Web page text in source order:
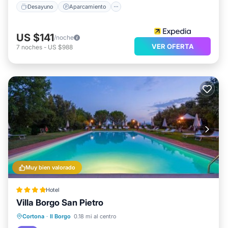
Desayuno Aparcamiento
US $141/noche
7 noches - US $988 VER OFERTA
Muy bien valorado
Hotel
Villa Borgo San Pietro
Cortona · Il Borgo 0.18 mi al centro
Frente al mar
Desayuno